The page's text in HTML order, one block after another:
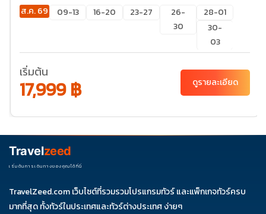
ส.ค. 69
09-13 16-20 23-27
26-
30
28-01
30-
03
04
เริ่มต้น
17,999 ฿ ดูรายละเอียด
Travelzeed
เริ่มต้นการเดินทางของคุณได้ที่นี่
TravelZeed.com เว็บไซต์ที่รวมรวมโปรแกรมทัวร์ และแพ็กเกจทัวร์ครบ
มากที่สุด ทั้งทัวร์ในประเทศและทัวร์ต่างประเทศ ง่ายๆ